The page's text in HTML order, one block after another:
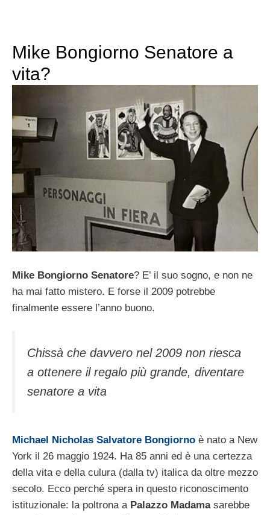
Mike Bongiorno Senatore a
vita?
Mike Bongiorno Senatore? E’ il suo sogno, e non ne
ha mai fatto mistero. E forse il 2009 potrebbe
finalmente essere l’anno buono.
Chissà che davvero nel 2009 non riesca
a ottenere il regalo più grande, diventare
senatore a vita
Michael Nicholas Salvatore Bongiorno è nato a New
York il 26 maggio 1924. Ha 85 anni ed è una certezza
della vita e della culura (dalla tv) italica da oltre mezzo
secolo. Ecco perché spera in questo riconoscimento
istituzionale: la poltrona a Palazzo Madamasarebbe